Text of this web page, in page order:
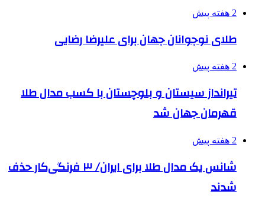
2 هفته پیش
طلای نوجوانان جهان برای علیرضا رضایی
2 هفته پیش
تیرانداز سیستان و بلوچستان با کسب مدال طلا
قهرمان جهان شد
2 هفته پیش
شانس یک مدال طلا برای ایران/ ۳ فرنگی‌کار حذف
شدند